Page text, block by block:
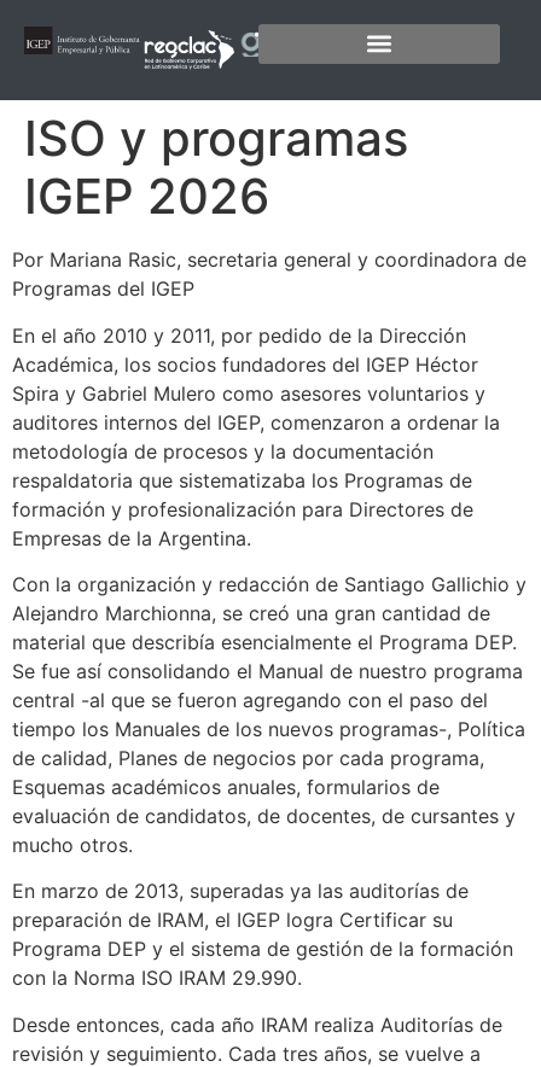
ISO y programas
IGEP 2026
Por Mariana Rasic, secretaria general y coordinadora de
Programas del IGEP
En el año 2010 y 2011, por pedido de la Dirección
Académica, los socios fundadores del IGEP Héctor
Spira y Gabriel Mulero como asesores voluntarios y
auditores internos del IGEP, comenzaron a ordenar la
metodología de procesos y la documentación
respaldatoria que sistematizaba los Programas de
formación y profesionalización para Directores de
Empresas de la Argentina.
Con la organización y redacción de Santiago Gallichio y
Alejandro Marchionna, se creó una gran cantidad de
material que describía esencialmente el Programa DEP.
Se fue así consolidando el Manual de nuestro programa
central -al que se fueron agregando con el paso del
tiempo los Manuales de los nuevos programas-, Política
de calidad, Planes de negocios por cada programa,
Esquemas académicos anuales, formularios de
evaluación de candidatos, de docentes, de cursantes y
mucho otros.
En marzo de 2013, superadas ya las auditorías de
preparación de IRAM, el IGEP logra Certificar su
Programa DEP y el sistema de gestión de la formación
con la Norma ISO IRAM 29.990.
Desde entonces, cada año IRAM realiza Auditorías de
revisión y seguimiento. Cada tres años, se vuelve a